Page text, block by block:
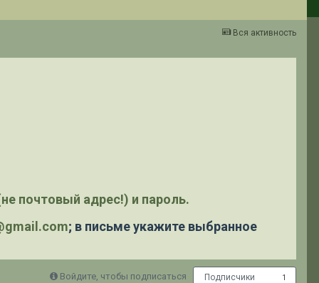
Вся активность
почтовый адрес!) и пароль.
; в письме укажите выбранное
Войдите, чтобы подписаться Подписчики 1